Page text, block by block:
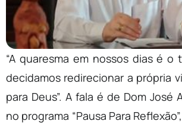
“A quaresma em nossos dias é o
decidamos redirecionar a própria
para Deus”. A fala é de Dom José
no programa “Pausa Para